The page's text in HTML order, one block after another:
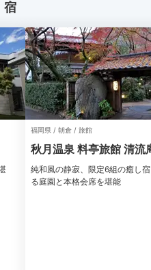
宿
福岡県 / 朝倉 / 旅館
秋月温泉 料亭旅館 清流
純和風の静寂、限定6組の癒し
る庭園と本格会席を堪能